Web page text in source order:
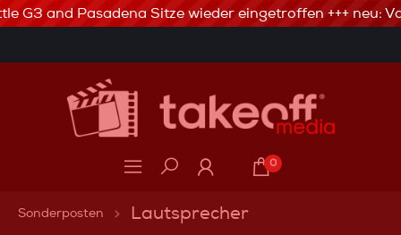
3% Skonto bei Vorkasse via Banküberweisung
G3 and Pasadena Sitze wieder eingetroffen +++ neu:
0
Sonderposten Lautsprecher